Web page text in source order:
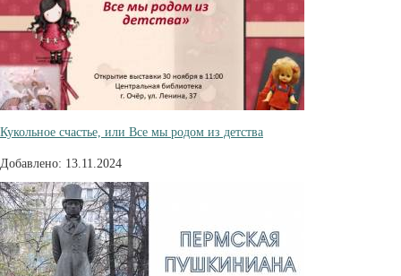
Кукольное счастье, или Все мы родом из детства
Добавлено: 13.11.2024